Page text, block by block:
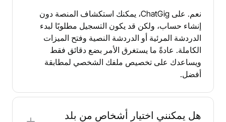
نعم. على ChatGig، يمكنك استكشاف المنصة دون
إنشاء حساب، ولكن قد يكون التسجيل مطلوبًا لبدء
الدردشة المرئية أو الدردشة النصية وفتح الميزات
الكاملة. عادةً ما يستغرق الأمر بضع دقائق فقط
ويساعدك على تخصيص ملفك الشخصي لمطابقة
أفضل.
هل يمكنني اختيار أشخاص من بلد